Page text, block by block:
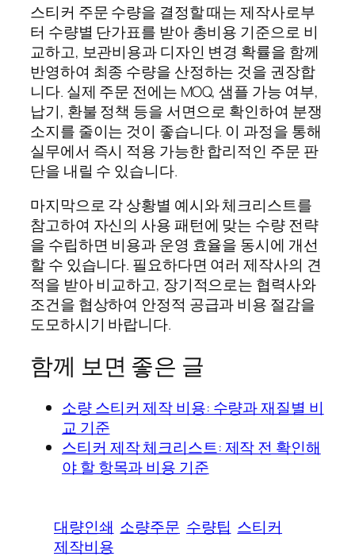
스티커 주문 수량을 결정할 때는 제작사로부
터 수량별 단가표를 받아 총비용 기준으로 비
교하고, 보관비용과 디자인 변경 확률을 함께
반영하여 최종 수량을 산정하는 것을 권장합
니다. 실제 주문 전에는 MOQ, 샘플 가능 여부,
납기, 환불 정책 등을 서면으로 확인하여 분쟁
소지를 줄이는 것이 좋습니다. 이 과정을 통해
실무에서 즉시 적용 가능한 합리적인 주문 판
단을 내릴 수 있습니다.
마지막으로 각 상황별 예시와 체크리스트를
참고하여 자신의 사용 패턴에 맞는 수량 전략
을 수립하면 비용과 운영 효율을 동시에 개선
할 수 있습니다. 필요하다면 여러 제작사의 견
적을 받아 비교하고, 장기적으로는 협력사와
조건을 협상하여 안정적 공급과 비용 절감을
도모하시기 바랍니다.
함께 보면 좋은 글
소량 스티커 제작 비용: 수량과 재질별 비
교 기준
스티커 제작 체크리스트: 제작 전 확인해
야 할 항목과 비용 기준
대량인쇄 소량주문 수량팁 스티커
제작비용